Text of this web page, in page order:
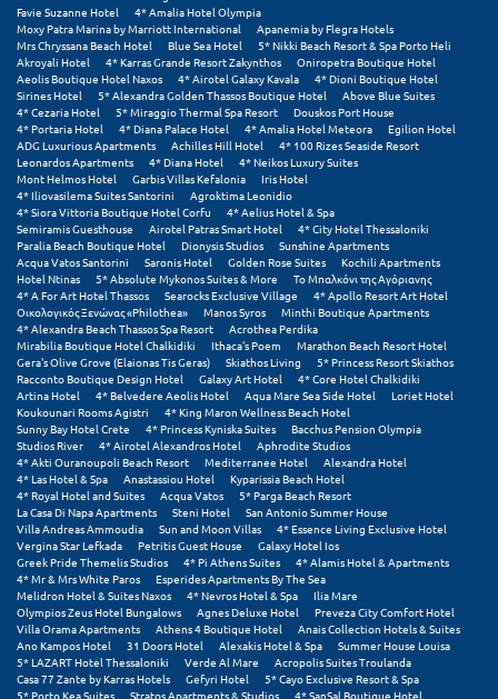
Favie Suzanne Hotel
4* Amalia Hotel Olympia
Moxy Patra Marina by Marriott International
Apanemia by Flegra Hotels
Mrs Chryssana Beach Hotel
Blue Sea Hotel
5* Nikki Beach Resort & Spa Porto Heli
Akroyali Hotel
4* Karras Grande Resort Zakynthos
Oniropetra Boutique Hotel
Aeolis Boutique Hotel Naxos
4* Airotel Galaxy Kavala
4* Dioni Boutique Hotel
Sirines Hotel
5* Alexandra Golden Thassos Boutique Hotel
Above Blue Suites
4* Cezaria Hotel
5* Miraggio Thermal Spa Resort
Douskos Port House
4* Portaria Hotel
4* Diana Palace Hotel 4* Amalia Hotel Meteora
Egilion Hotel
ADG Luxurious Apartments
Achilles Hill Hotel
4* 100 Rizes Seaside Resort
Leonardos Apartments
4* Diana Hotel
4* Neikos Luxury Suites
Mont Helmos Hotel
Garbis Villas Kefalonia
Iris Hotel
4* Iliovasilema Suites Santorini
Agroktima Leonidio
4* Siora Vittoria Boutique Hotel Corfu
4* Aelius Hotel & Spa
Semiramis Guesthouse
Airotel Patras Smart Hotel
4* City Hotel Thessaloniki
Paralia Beach Boutique Hotel
Dionysis Studios
Sunshine Apartments
Acqua Vatos Santorini
Saronis Hotel Golden Rose Suites
Kochili Apartments
Hotel Ntinas
5* Absolute Mykonos Suites & More
Το Μπαλκόνι της Αγόριανης
4* A For Art Hotel Thassos
Searocks Exclusive Village
4* Apollo Resort Art Hotel
Οικολογικός Ξενώνας «Philothea»
Manos Syros
Minthi Boutique Apartments
4* Alexandra Beach Thassos Spa Resort
Acrothea Perdika
Mirabilia Boutique Hotel Chalkidiki
Ithaca's Poem
Marathon Beach Resort Hotel
Gera's Olive Grove (Elaionas Tis Geras)
Skiathos Living
5* Princess Resort Skiathos
Racconto Boutique Design Hotel
Galaxy Art Hotel
4* Core Hotel Chalkidiki
Artina Hotel
4* Belvedere Aeolis Hotel Aqua Mare Sea Side Hotel
Loriet Hotel
Koukounari Rooms Agistri
4* King Maron Wellness Beach Hotel
Sunny Bay Hotel Crete
4* Princess Kyniska Suites
Bacchus Pension Olympia
Studios River
4* Airotel Alexandros Hotel
Aphrodite Studios
4* Akti Ouranoupoli Beach Resort
Mediterranee Hotel
Alexandra Hotel
4* Las Hotel & Spa
Anastassiou Hotel
Kyparissia Beach Hotel
4* Royal Hotel and Suites
Acqua Vatos
5* Parga Beach Resort
La Casa Di Napa Apartments
Steni Hotel
San Antonio Summer House
Villa Andreas Ammoudia
Sun and Moon Villas
4* Essence Living Exclusive Hotel
Vergina Star Lefkada
Petritis Guest House
Galaxy Hotel Ios
Greek Pride Themelis Studios
4* Pi Athens Suites
4* Alamis Hotel & Apartments
4* Mr & Mrs White Paros
Esperides Apartments By The Sea
Melidron Hotel & Suites Naxos
4* Nevros Hotel & Spa
Ilia Mare
Olympios Zeus Hotel Bungalows
Agnes Deluxe Hotel
Preveza City Comfort Hotel
Villa Orama Apartments
Athens 4 Boutique Hotel
Anais Collection Hotels & Suites
Ano Kampos Hotel
31 Doors Hotel Alexakis Hotel & Spa
Summer House Louisa
5* LAZART Hotel Thessaloniki
Verde Al Mare
Acropolis Suites Troulanda
Casa 77 Zante by Karras Hotels
Gefyri Hotel
5* Cayo Exclusive Resort & Spa
5* Porto Kea Suites
Stratos Apartments & Studios
4* SanSal Boutique Hotel